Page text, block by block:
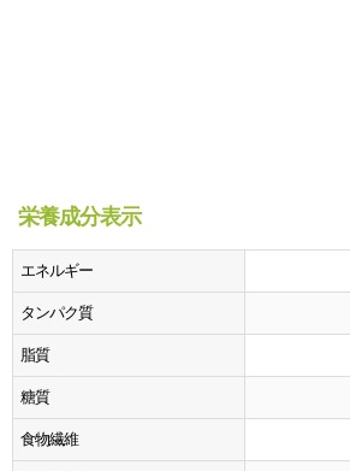
栄養成分表示
エネルギー
タンパク質
脂質
糖質
食物繊維